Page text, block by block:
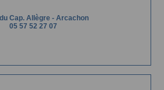
Cap. Allègre - Arcachon
05 57 52 27 07